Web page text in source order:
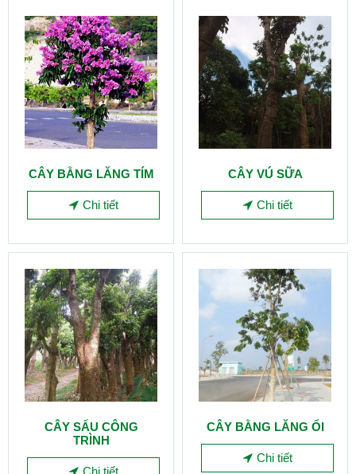
CÂY BẰNG LĂNG TÍM
Chi tiết
CÂY VÚ SỮA
Chi tiết
CÂY SẤU CÔNG
TRÌNH
CÂY BẰNG LĂNG ỔI
Chi tiết